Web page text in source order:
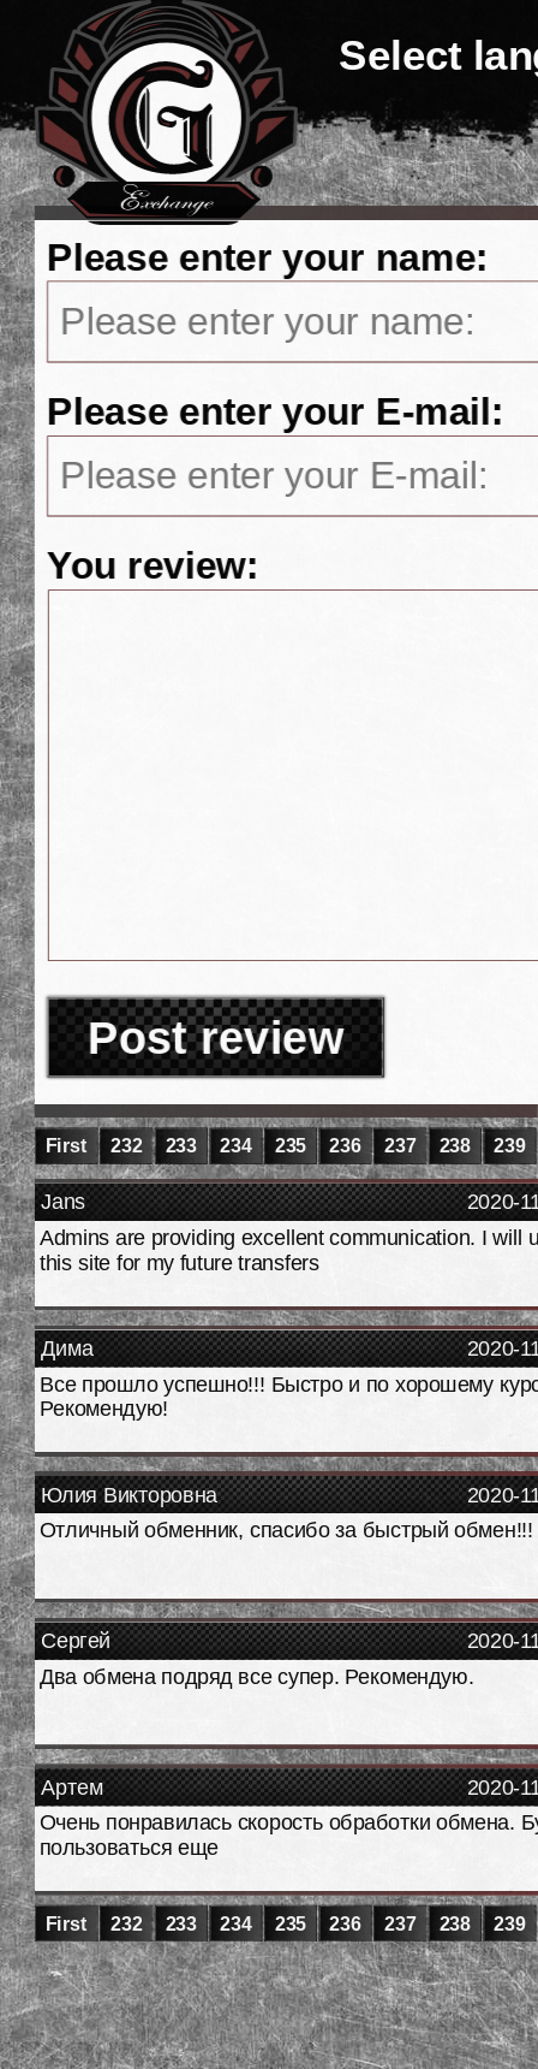
Select
Please enter your name:
Please enter your E-mail:
You review:
Post review
First 232 233 234 235 236 237 238 239
2020-
Jans
Admins are providing excellent communication. I will
this site for my future transfers
2020-
Дима
Все прошло успешно!!! Быстро и по хорошему
Рекомендую!
2020-
Юлия Викторовна
Отличный обменник, спасибо за быстрый обмен!!!
2020-
Сергей
Два обмена подряд все супер. Рекомендую.
2020-
Артем
Очень понравилась скорость обработки обмена.
пользоваться еще
First 232 233 234 235 236 237 238 239